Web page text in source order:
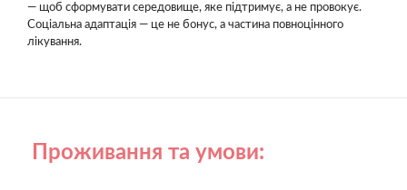
— щоб сформувати середовище, яке підтримує, а не провокує.
Соціальна адаптація — це не бонус, а частина повноцінного
лікування.
Проживання та умови: